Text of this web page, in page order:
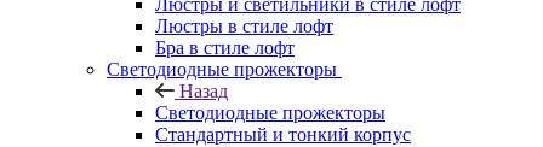
Люстры и светильники в стиле лофт
Люстры в стиле лофт
Бра в стиле лофт
Светодиодные прожекторы
Назад
Светодиодные прожекторы
Стандартный и тонкий корпус